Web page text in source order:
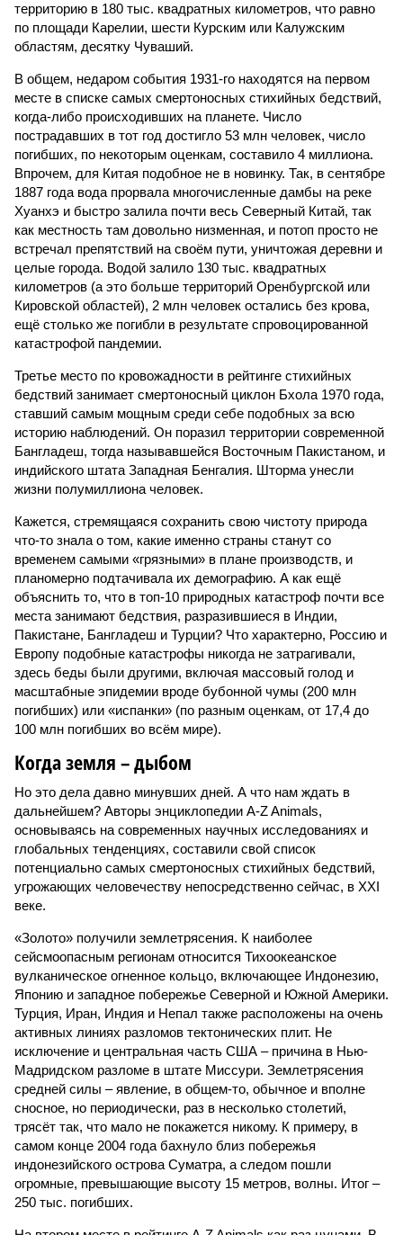
территорию в 180 тыс. квадратных километров, что равно
по площади Карелии, шести Курским или Калужским
областям, десятку Чуваший.
В общем, недаром события 1931-го находятся на первом
месте в списке самых смертоносных стихийных бедствий,
когда-либо происходивших на планете. Число
пострадавших в тот год достигло 53 млн человек, число
погибших, по некоторым оценкам, составило 4 миллиона.
Впрочем, для Китая подобное не в новинку. Так, в сентябре
1887 года вода прорвала многочисленные дамбы на реке
Хуанхэ и быстро залила почти весь Северный Китай, так
как местность там довольно низменная, и потоп просто не
встречал препятствий на своём пути, уничтожая деревни и
целые города. Водой залило 130 тыс. квадратных
километров (а это больше территорий Оренбургской или
Кировской областей), 2 млн человек остались без крова,
ещё столько же погибли в результате спровоцированной
катастрофой пандемии.
Третье место по кровожадности в рейтинге стихийных
бедствий занимает смертоносный циклон Бхола 1970 года,
ставший самым мощным среди себе подобных за всю
историю наблюдений. Он поразил территории современной
Бангладеш, тогда называвшейся Восточным Пакистаном, и
индийского штата Западная Бенгалия. Шторма унесли
жизни полумиллиона человек.
Кажется, стремящаяся сохранить свою чистоту природа
что-то знала о том, какие именно страны станут со
временем самыми «грязными» в плане производств, и
планомерно подтачивала их демографию. А как ещё
объяснить то, что в топ-10 природных катастроф почти все
места занимают бедствия, разразившиеся в Индии,
Пакистане, Бангладеш и Турции? Что характерно, Россию и
Европу подобные катастрофы никогда не затрагивали,
здесь беды были другими, включая массовый голод и
масштабные эпидемии вроде бубонной чумы (200 млн
погибших) или «испанки» (по разным оценкам, от 17,4 до
100 млн погибших во всём мире).
Когда земля – дыбом
Но это дела давно минувших дней. А что нам ждать в
дальнейшем? Авторы энциклопедии A-Z Animals,
основываясь на современных научных исследованиях и
глобальных тенденциях, составили свой список
потенциально самых смертоносных стихийных бедствий,
угрожающих человечеству непосредственно сейчас, в XXI
веке.
«Золото» получили землетрясения. К наиболее
сейсмоопасным регионам относится Тихоокеанское
вулканическое огненное кольцо, включающее Индонезию,
Японию и западное побережье Северной и Южной Америки.
Турция, Иран, Индия и Непал также расположены на очень
активных линиях разломов тектонических плит. Не
исключение и центральная часть США – причина в Нью-
Мадридском разломе в штате Миссури. Землетрясения
средней силы – явление, в общем-то, обычное и вполне
сносное, но периодически, раз в несколько столетий,
трясёт так, что мало не покажется никому. К примеру, в
самом конце 2004 года бахнуло близ побережья
индонезийского острова Суматра, а следом пошли
огромные, превышающие высоту 15 метров, волны. Итог –
250 тыс. погибших.